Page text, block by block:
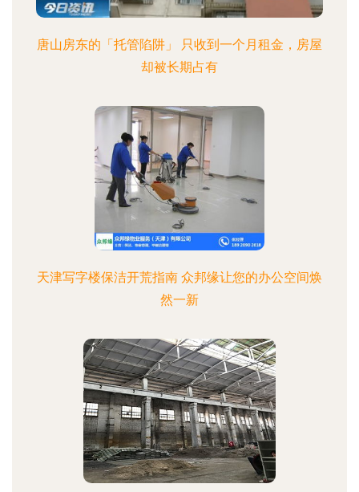
唐山房东的「托管陷阱」 只收到一个月租金，房屋
却被长期占有
天津写字楼保洁开荒指南 众邦缘让您的办公空间焕
然一新